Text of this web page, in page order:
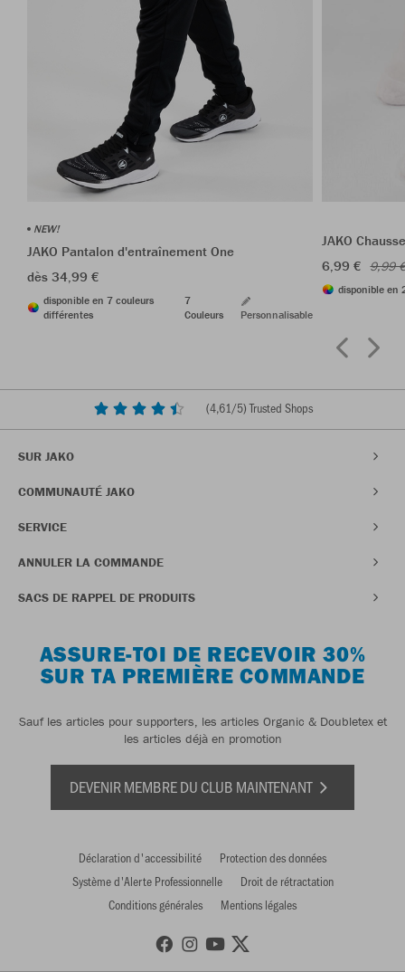
NEW!
JAKO Pantalon d'entraînement One
dès 34,99 €
disponible en 7 couleurs
différentes
7
Couleurs
Personnalisable
JAKO
6,99 € 9,99
disponible en
(4,61/5) Trusted Shops
SUR JAKO
COMMUNAUTÉ JAKO
SERVICE
ANNULER LA COMMANDE
SACS DE RAPPEL DE PRODUITS
ASSURE-TOI DE RECEVOIR 30%
SUR TA PREMIÈRE COMMANDE
Sauf les articles pour supporters, les articles Organic & Doubletex et
les articles déjà en promotion
DEVENIR MEMBRE DU CLUB MAINTENANT
Déclaration d'accessibilité
Protection des données
Système d'Alerte Professionnelle
Droit de rétractation
Conditions générales
Mentions légales